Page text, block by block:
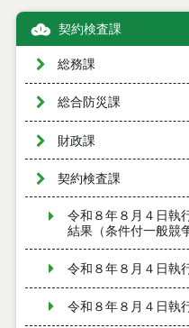
契約検査課
総務課
総合防災課
財政課
契約検査課
令和８年８月４日
結果（条件付一般競
令和８年８月４日
令和８年８月４日